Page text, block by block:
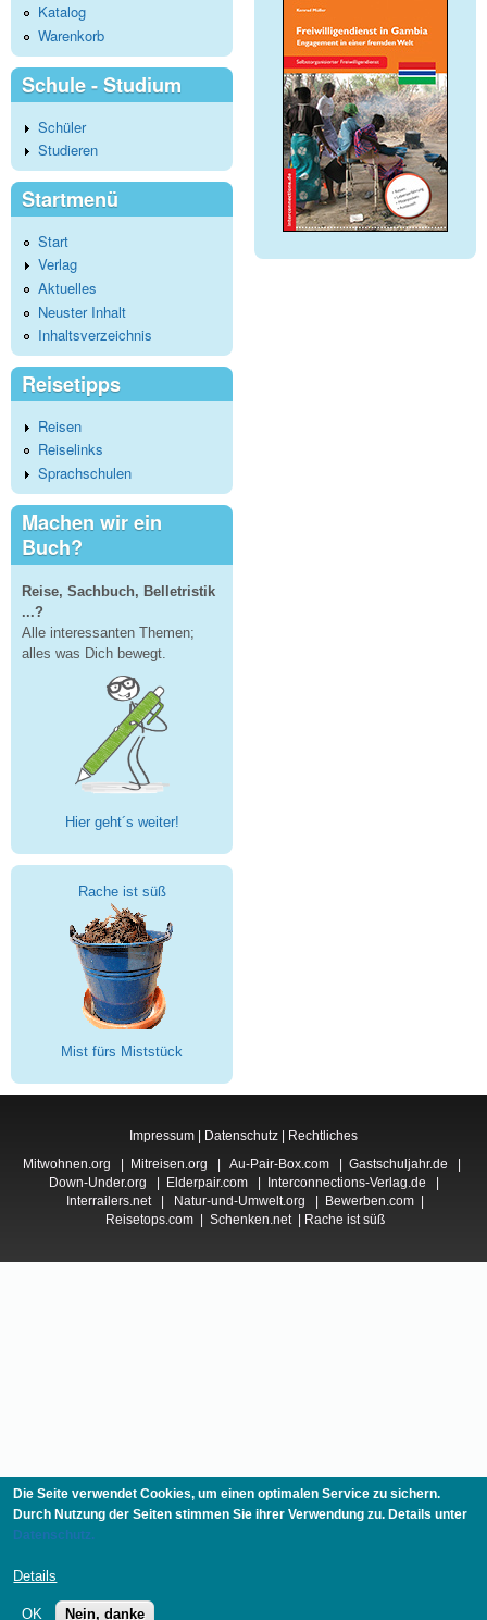
Katalog
Warenkorb
Schule - Studium
Schüler
Studieren
Startmenü
Start
Verlag
Aktuelles
Neuster Inhalt
Inhaltsverzeichnis
Reisetipps
Reisen
Reiselinks
Sprachschulen
Machen wir ein
Buch?
Reise, Sachbuch, Belletristik
...?
Alle interessanten Themen;
alles was Dich bewegt.
Hier geht´s weiter!
Rache ist süß
Mist fürs Miststück
Impressum | Datenschutz | Rechtliches
Mitwohnen.org
Mitreisen.org Au-Pair-Box.com Gastschuljahr.de
Down-Under.org
Elderpair.com| Interconnections-Verlag.de
Interrailers.net| Natur-und-Umwelt.org Bewerben.com
Reisetops.com
Schenken.net| Rache ist süß
Die Seite verwendet Cookies, um einen optimalen Service zu sichern.
Durch Nutzung der Seiten stimmen Sie ihrer Verwendung zu. Details unter
Datenschutz.
Details
OK Nein, danke